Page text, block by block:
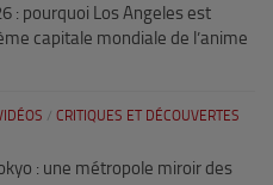
: pourquoi Los Angeles est
capitale mondiale de l’anime
/ CRITIQUES ET DÉCOUVERTES
: une métropole miroir des